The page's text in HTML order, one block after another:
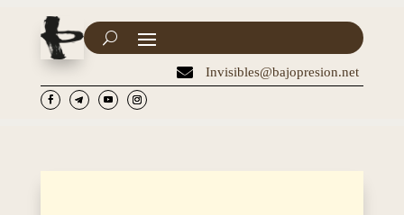
 Invisibles@bajopresion.net